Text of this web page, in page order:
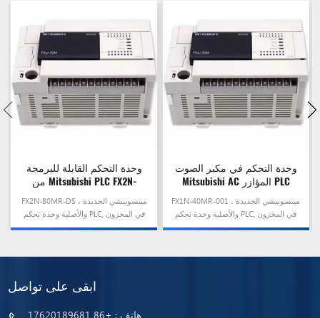
وحدة التحكم القابلة للبرمجة
من Mitsubishi PLC FX2N-
80MR-DSFX2N-80MR-DS ، ميتسوبيشي الجديدة
والأصلية وحدة تحكم PLC, في المخزون
وعلى استعداد للسفينة!
وحدة التحكم في مكبر الصوت
Mitsubishi AC المؤازر PLC
FX1N-40MR-001FX1N-40MR-001 ، ميتسوبيشي الجديدة
والأصلية وحدة تحكم PLC, في المخزون
وعلى استعداد للسفينة!
ابقى على تواصل
هاتف : +86 17620189681